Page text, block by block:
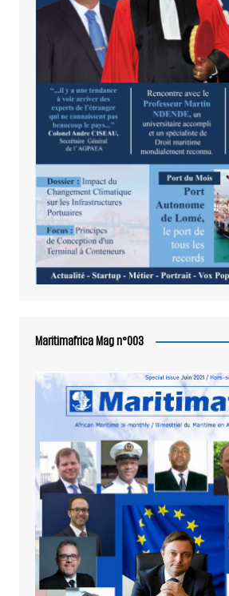
Maritimafrica Mag n°003